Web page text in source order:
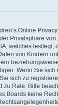
Online
Privatsphäre
welches festlegt,
von Kindern
Wenn Sie
sich zu
zu Rate. Bitte
Boards keine